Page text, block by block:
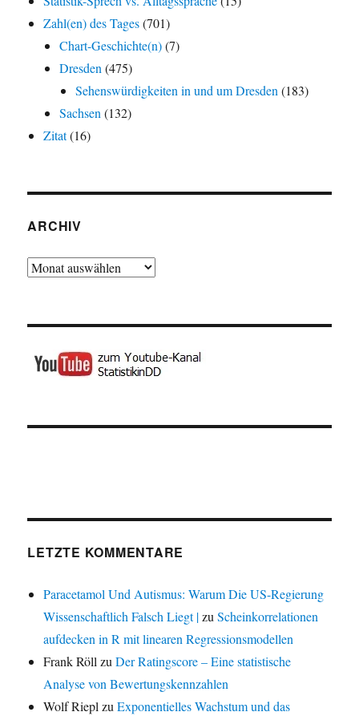
Zahl(en) des Tages(701)
Chart-Geschichte(n)(7)
Dresden (475)
Sehenswürdigkeiten in und um Dresden (183)
Sachsen (132)
Zitat(16)
ARCHIV
Archiv
LETZTE KOMMENTARE
Paracetamol Und Autismus: Warum Die US-Regierung
Wissenschaftlich Falsch Liegt |zuScheinkorrelationen
aufdecken in R mit linearen Regressionsmodellen
Frank Röll zuDer Ratingscore – Eine statistische
Analyse von Bewertungskennzahlen
Wolf Riepl zuExponentielles Wachstum und das